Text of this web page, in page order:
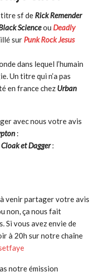
titre sf de Rick Remender
Scienceou Deadly
sur Punk Rock Jesus
dans lequel l’humain
Un titre qui n’a pas
en france chez Urban
avec nous votre avis
:
Cloak et Dagger:
venir partager votre avis
non, ça nous fait
Si vous avez envie de
à 20h sur notre chaîne
notre émission